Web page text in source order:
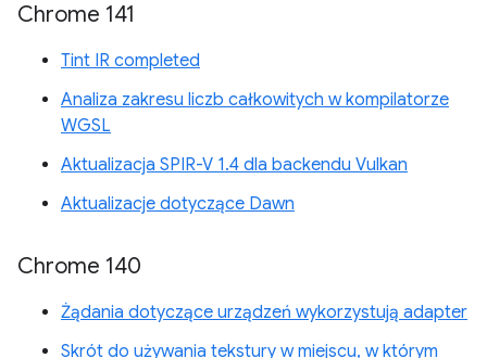
Chrome 141
Tint IR completed
Analiza zakresu liczb całkowitych w kompilatorze
WGSL
Aktualizacja SPIR-V 1.4 dla backendu Vulkan
Aktualizacje dotyczące Dawn
Chrome 140
Żądania dotyczące urządzeń wykorzystują adapter
Skrót do używania tekstury w miejscu, w którym